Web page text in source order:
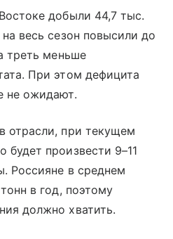
добыли 44,7 тыс.
весь сезон повысили до
треть меньше
При этом дефицита
не ожидают.
отрасли, при текущем
будет произвести 9–11
Россияне в среднем
в год, поэтому
должно хватить.